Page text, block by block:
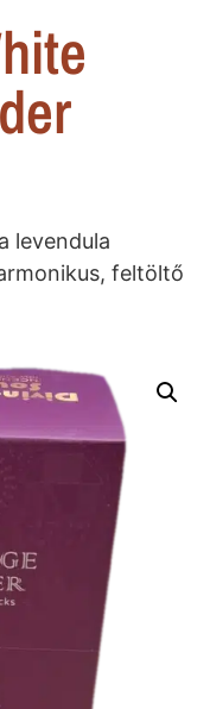
levendula
feltöltő